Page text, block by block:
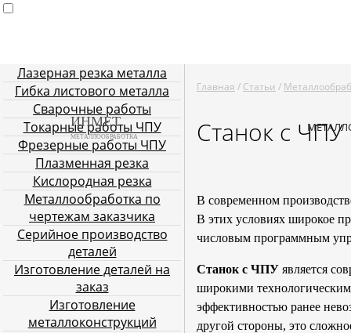
ГлавнаяУслуги металлообработки
Плазменная резка
ИНМЕТ
МЕТАЛЛООБРАБОТКА
Лазерная резка металла
Гибка листового металла
Сварочные работы
Токарные работы ЧПУ
Фрезерные работы ЧПУ
Плазменная резка
Кислородная резка
Металлообработка по
чертежам заказчика
Серийное производство
деталей
Изготовление деталей на
заказ
Изготовление
металлоконструкций
Главная / Статьи /
Станок с ЧПУ
В современном
В этих условиях широкое
числовым программным
Станок с ЧПУ является
широкими
эффективностью ранее
другой стороны, это